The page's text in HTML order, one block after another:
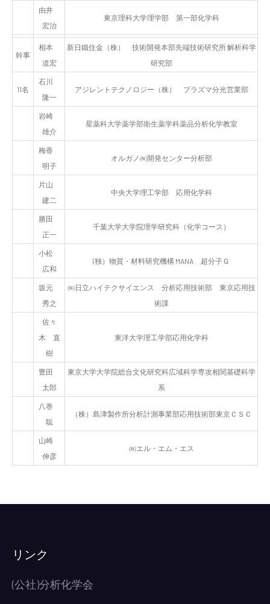
由井
宏治
東京理科大学理学部 第一部化学科
幹事
相本
道宏
新日鐵住金（株） 技術開発本部先端技術研究所 解析科学
研究部
11名
石川
隆一
アジレントテクノロジー（株） プラズマ分光営業部
岩崎
雄介
星薬科大学薬学部衛生薬学科薬品分析化学教室
梅香
明子
オルガノ㈱開発センター分析部
片山
建二
中央大学理工学部 応用化学科
勝田
正一
千葉大学大学院理学研究科（化学コース）
小松
広和
(独）物質・材料研究機構 MANA 超分子Ｇ
坂元
秀之
㈱日立ハイテクサイエンス 分析応用技術部 東京応用技
術課
佐々
木 直
樹
東洋大学理工学部応用化学科
豊田
太郎
東京大学大学院総合文化研究科広域科学専攻相関基礎科学
系
八巻
聡
（株）島津製作所分析計測事業部応用技術部東京ＣＳＣ
山崎
伸彦
㈱エル・エム・エス
リンク
(公社)分析化学会